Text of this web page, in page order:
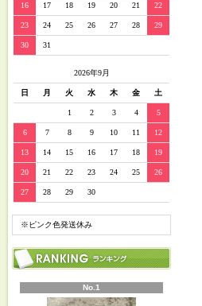
16 17 18 19 20 21 22
23 24 25 26 27 28 29
30 31
2026年9月
日 月 火 水 木 金 土
1 2 3 4 5
6 7 8 9 10 11 12
13 14 15 16 17 18 19
20 21 22 23 24 25 26
27 28 29 30
※ピンク色発送休み
No.1